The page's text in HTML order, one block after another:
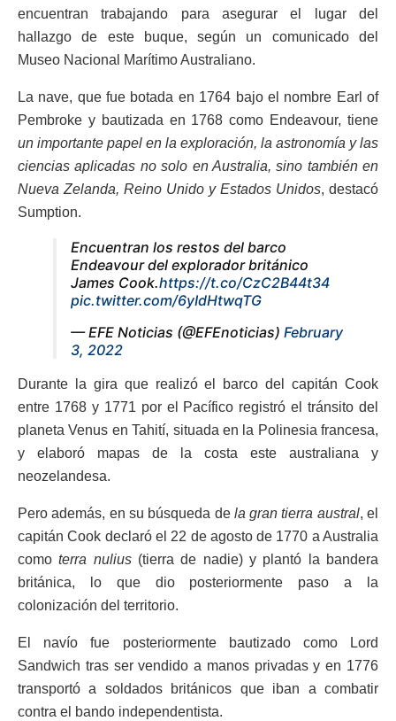
encuentran trabajando para asegurar el lugar del
hallazgo de este buque, según un comunicado del
Museo Nacional Marítimo Australiano.
La nave, que fue botada en 1764 bajo el nombre Earl of
Pembroke y bautizada en 1768 como Endeavour, tiene
un importante papel en la exploración, la astronomía y las
ciencias aplicadas no solo en Australia, sino también en
Nueva Zelanda, Reino Unido y Estados Unidos, destacó
Sumption.
Encuentran los restos del barco
Endeavour del explorador británico
James Cook.https://t.co/CzC2B44t34
pic.twitter.com/6yIdHtwqTG
— EFE Noticias (@EFEnoticias) February
3, 2022
Durante la gira que realizó el barco del capitán Cook
entre 1768 y 1771 por el Pacífico registró el tránsito del
planeta Venus en Tahití, situada en la Polinesia francesa,
y elaboró mapas de la costa este australiana y
neozelandesa.
Pero además, en su búsqueda de la gran tierra austral, el
capitán Cook declaró el 22 de agosto de 1770 a Australia
comoterra nulius(tierra de nadie) y plantó la bandera
británica, lo que dio posteriormente paso a la
colonización del territorio.
El navío fue posteriormente bautizado como Lord
Sandwich tras ser vendido a manos privadas y en 1776
transportó a soldados británicos que iban a combatir
contra el bando independentista.